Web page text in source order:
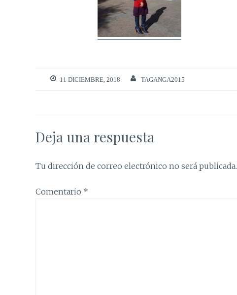
11 DICIEMBRE, 2018 TAGANGA2015
Deja una respuesta
Tu dirección de correo electrónico no será publicada.
Comentario *